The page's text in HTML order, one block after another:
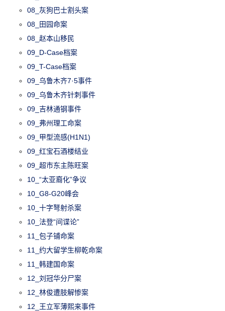
08_灰狗巴士割头案
08_田园命案
08_赵本山移民
09_D-Case档案
09_T-Case档案
09_乌鲁木齐7·5事件
09_乌鲁木齐针刺事件
09_吉林通钢事件
09_弗州理工命案
09_甲型流感(H1N1)
09_红宝石酒楼结业
09_超市东主陈旺案
10_“太亚裔化”争议
10_G8-G20峰会
10_十字弩射杀案
10_法登“间谍论”
11_包子铺命案
11_约大留学生柳乾命案
11_韩建国命案
12_刘冠华分尸案
12_林俊遭肢解惨案
12_王立军薄熙来事件